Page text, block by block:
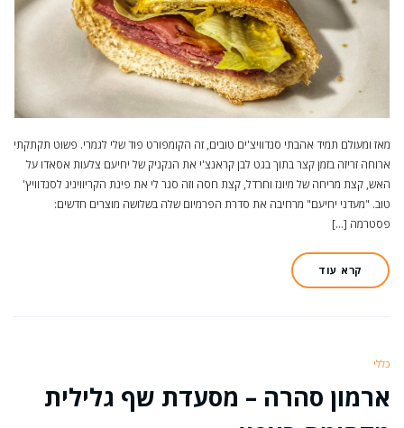
מאז ומעולם תמיד אהבתי סנדוויצ'ים טובים, זה הקומפורט פוד שלי לגמרי. פשוט תקתקתי
ארוחה זריזה בזמן קצר בתוך בגט לבן קראנצ'י את הנקניק של יחיעם צלעות אסאדו על
האש, קצת מריחה של מיונז וחרדל, קצת חסה וזה סגר לי את פינת הקריוויניג לסנדוויץ'
טוב. "מעדני יחיעם" מרחיבה את סדרת הפרמיום שלה בשלושה מוצרים חדשים:
פסטרמה […]
קרא עוד
כללי
ארמון סהרה – מסעדת שף גלילית